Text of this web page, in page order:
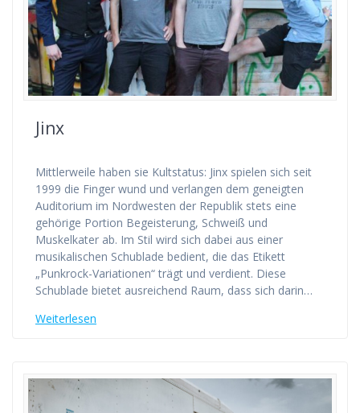
Jinx
Mittlerweile haben sie Kultstatus: Jinx spielen sich seit
1999 die Finger wund und verlangen dem geneigten
Auditorium im Nordwesten der Republik stets eine
gehörige Portion Begeisterung, Schweiß und
Muskelkater ab. Im Stil wird sich dabei aus einer
musikalischen Schublade bedient, die das Etikett
„Punkrock-Variationen“ trägt und verdient. Diese
Schublade bietet ausreichend Raum, dass sich darin…
Weiterlesen